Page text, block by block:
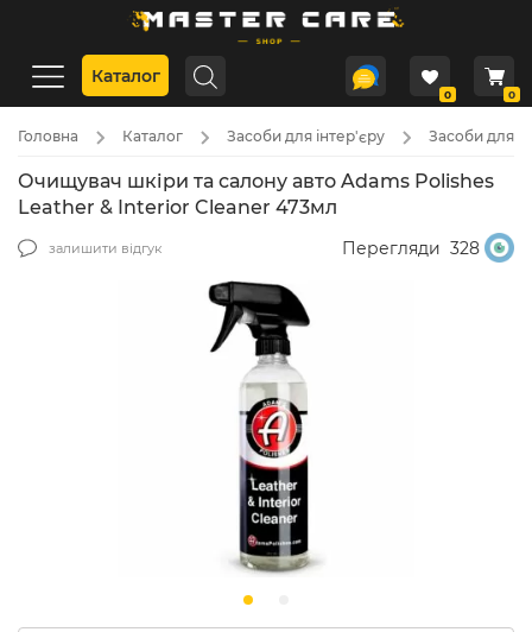
Каталог
0 0
Головна Каталог Засоби для інтер'єру Засоби для
Очищувач шкіри та салону авто Adams Polishes
Leather & Interior Cleaner 473мл
залишити відгук Перегляди 328